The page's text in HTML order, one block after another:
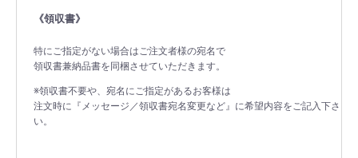
《領収書》
特にご指定がない場合はご注文者様の宛名で
領収書兼納品書を同梱させていただきます。
※領収書不要や、宛名にご指定があるお客様は
注文時に『メッセージ／領収書宛名変更など』に希望内容をご記入下さ
い。